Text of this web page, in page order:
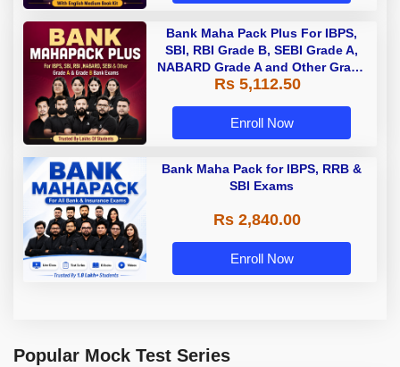
Bank Maha Pack Plus For IBPS,
SBI, RBI Grade B, SEBI Grade A,
NABARD Grade A and Other Grade
A & Grade B Bank Exams
Rs 5,112.50
Enroll Now
Bank Maha Pack for IBPS, RRB &
SBI Exams
Rs 2,840.00
Enroll Now
Popular Mock Test Series